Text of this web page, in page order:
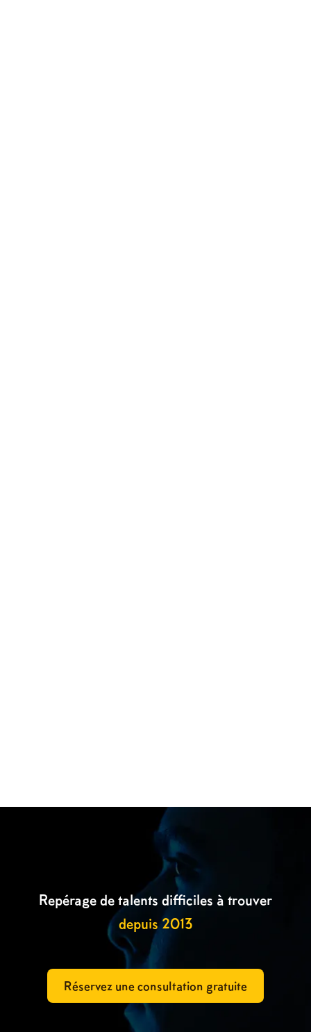
Repérage de talents difficiles à trouver
depuis 2013
Réservez une consultation gratuite